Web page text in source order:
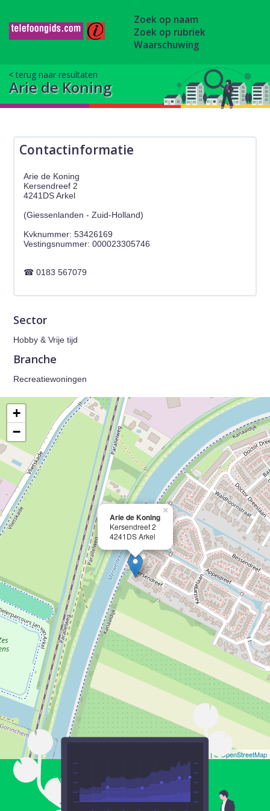
Zoek op naam
Zoek op rubriek
Waarschuwing
terug naar resultaten
Arie de Koning
Contactinformatie
Arie de Koning
Kersendreef 2
4241DS Arkel
(Giessenlanden - Zuid-Holland)
Kvknummer: 53426169
0183 567079
Sector
Hobby & Vrije tijd
Branche
Recreatiewoningen
Arie de Koning
Kersendreef 2
4241DS Arkel
×
+
−
| © OpenStreetMap